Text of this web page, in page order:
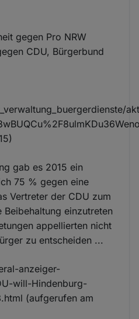
gegen Pro NRW
CDU, Bürgerbund
gab es 2015 ein
75 % gegen eine
Vertreter der CDU zum
Beibehaltung einzutreten
appellierten nicht
zu entscheiden ...
anzeiger-
will-Hindenburg-
(aufgerufen am